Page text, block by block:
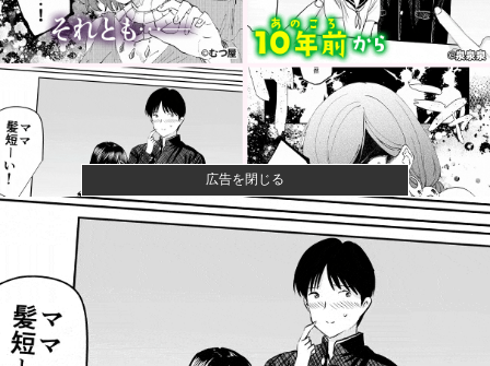
【悲報】ショートスリーパー堀さん、対面で高須幹弥
にブチギレる...
【衝撃】きゃりーぱみゅぱみゅ 本名をさらりと告白
広告を閉じる